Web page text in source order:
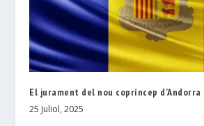
El jurament del nou copríncep d’Andorra
25 Juliol, 2025